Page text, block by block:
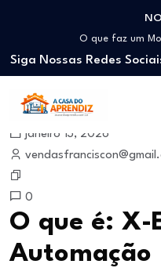
Como trabalhar
O que faz um
Como ser um
Como dar Aulas
Profissão Instalador
Como trabalhar
O que faz um
Como ser um
Siga Nossas Redes
janeiro 13, 2026
0
O que é: X-
Automação